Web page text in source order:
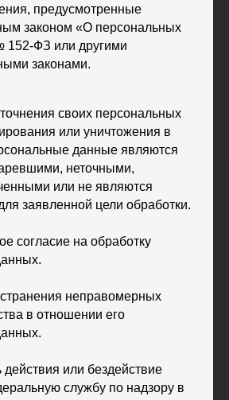
предусмотренные
законом «О персональных
152-ФЗ или другими
законами.
своих персональных
или уничтожения в
данные являются
неточными,
или не являются
заявленной цели обработки.
согласие на обработку
неправомерных
в отношении его
или бездействие
службу по надзору в